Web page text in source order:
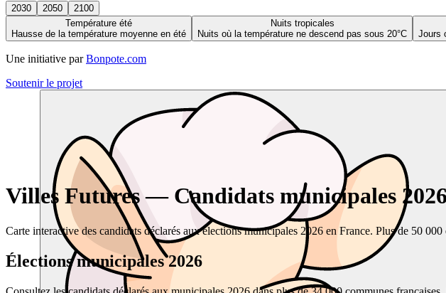
2030 2050
2100
Température été
Hausse de la température moyenne en été
Nuits tropicales
Nuits où la température ne descend pas sous 20°C
Jours
Une initiative par Bonpote.com
Soutenir le projet
Villes Futures — Candidats municipales
Carte interactive des candidats déclarés aux élections municipales 2026 en France. Plus de 50
Élections municipales 2026